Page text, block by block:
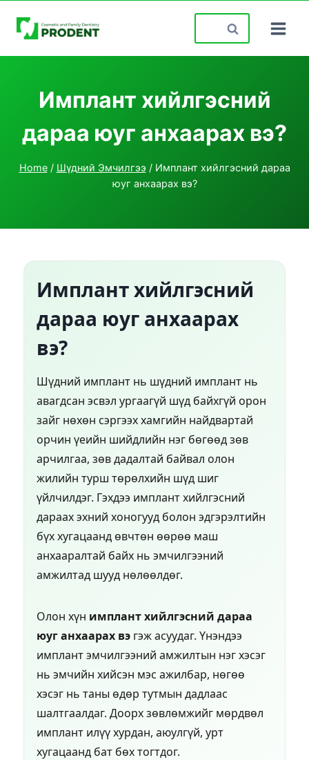
Search
for:
Имплант хийлгэсний
дараа юуг анхаарах вэ?
Home / Шүдний Эмчилгээ / Имплант хийлгэсний дараа
юуг анхаарах вэ?
Имплант хийлгэсний
дараа юуг анхаарах
вэ?
Шүдний имплант нь шүдний имплант нь
авагдсан эсвэл ургаагүй шүд байхгүй орон
зайг нөхөн сэргээх хамгийн найдвартай
орчин үеийн шийдлийн нэг бөгөөд зөв
арчилгаа, зөв дадалтай байвал олон
жилийн турш төрөлхийн шүд шиг
үйлчилдэг. Гэхдээ имплант хийлгэсний
дараах эхний хоногууд болон эдгэрэлтийн
бүх хугацаанд өвчтөн өөрөө маш
анхааралтай байх нь эмчилгээний
амжилтад шууд нөлөөлдөг.
Олон хүн имплант хийлгэсний дараа
юуг анхаарах вэ гэж асуудаг. Үнэндээ
имплант эмчилгээний амжилтын нэг хэсэг
нь эмчийн хийсэн мэс ажилбар, нөгөө
хэсэг нь таны өдөр тутмын дадлаас
шалтгаалдаг. Доорх зөвлөмжийг мөрдвөл
имплант илүү хурдан, аюулгүй, урт
хугацаанд бат бөх тогтдог.